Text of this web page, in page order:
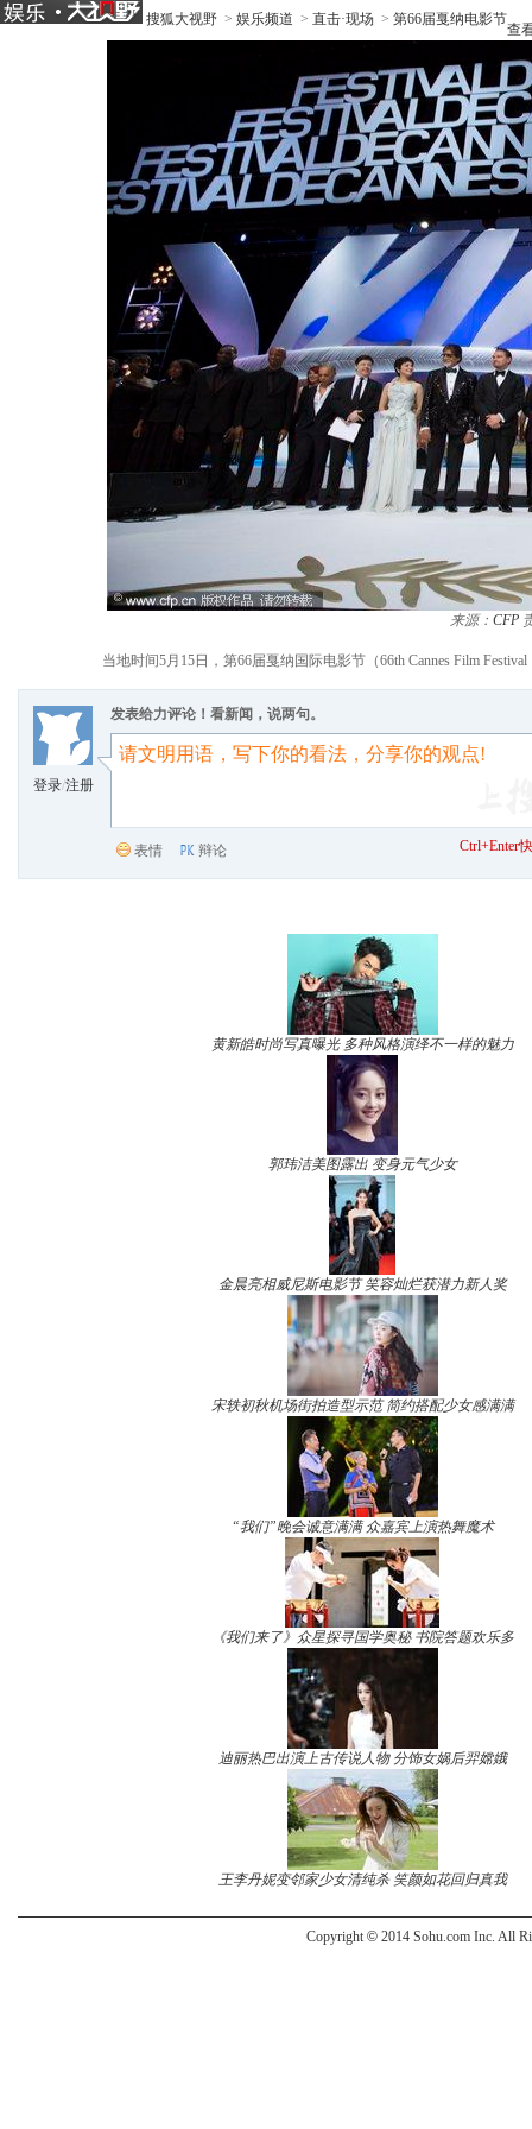
搜狐大视野 > 娱乐频道 > 直击·现场 > 第66届戛纳电影节
查
来源： CFP
当地时间5月15日，第66届戛纳国际电影节（66th Cannes Film
登录/注册
发表给力评论！看新闻，说两句。
表情 辩论 Ctrl+Enter
黄新皓时尚写真曝光 多种风格演绎不一样的魅力
郭玮洁美图露出 变身元气少女
金晨亮相威尼斯电影节 笑容灿烂获潜力新人奖
宋轶初秋机场街拍造型示范 简约搭配少女感满满
“我们”晚会诚意满满 众嘉宾上演热舞魔术
《我们来了》众星探寻国学奥秘 书院答题欢乐多
迪丽热巴出演上古传说人物 分饰女娲后羿嫦娥
王李丹妮变邻家少女清纯杀 笑颜如花回归真我
Copyright © 2014 Sohu.com Inc. All